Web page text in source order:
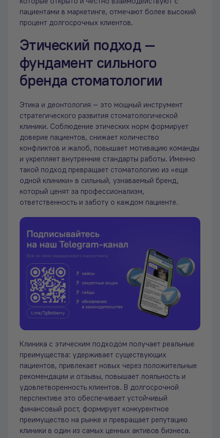
которые открыто и честно взаимодействуют с
пациентами в маркетинге, отмечают более высокий
процент долгосрочных клиентов.
Этический подход —
фундамент сильного
бренда стоматологии
Этика и деонтология — это мощный инструмент
стратегического развития стоматологической
клиники. Соблюдение этических норм формирует
доверие пациентов, снижает количество
конфликтов и жалоб, повышает мотивацию команды
и укрепляет внутренние стандарты работы. Именно
такой подход превращает стоматологию из «еще
одной клиники» в сильный, узнаваемый бренд,
который ценят за профессионализм,
ответственность и заботу о каждом пациенте.
Клиника с этическим подходом получает реальные
преимущества: удерживает существующих
пациентов, привлекает новых через положительные
рекомендации и отзывы, повышает лояльность и
удовлетворенность клиентов. В долгосрочной
перспективе это обеспечивает устойчивый
финансовый рост, формирует конкурентное
преимущество на рынке и превращает репутацию
клиники в один из самых ценных активов бизнеса.